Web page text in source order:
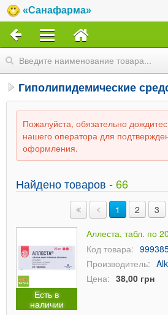
«Санафарма»
Гиполипидемические
Пожалуйста, обязательно
нашего оператора для
оформления.
Найдено товаров -66
1 2 3
Есть в
наличии
Аллеста, табл. по
Код товара:
Производитель:
Цена: 38,00 грн